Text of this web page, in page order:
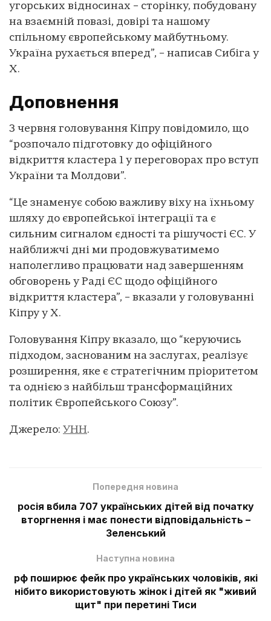
угорських відносинах – сторінку, побудовану
на взаємній повазі, довірі та нашому
спільному європейському майбутньому.
Україна рухається вперед”, – написав Сибіга у
X.
Доповнення
3 червня головування Кіпру повідомило, що
“розпочало підготовку до офіційного
відкриття кластера 1 у переговорах про вступ
України та Молдови”.
“Це знаменує собою важливу віху на їхньому
шляху до європейської інтеграції та є
сильним сигналом єдності та рішучості ЄС. У
найближчі дні ми продовжуватимемо
наполегливо працювати над завершенням
обговорень у Раді ЄС щодо офіційного
відкриття кластера”, – вказали у головуванні
Кіпру у X.
Головування Кіпру вказало, що “керуючись
підходом, заснованим на заслугах, реалізує
розширення, яке є стратегічним пріоритетом
та однією з найбільш трансформаційних
політик Європейського Союзу”.
Джерело: УНН.
Попередня новина
росія вбила 707 українських дітей від початку
вторгнення і має понести відповідальність –
Зеленський
Наступна новина
рф поширює фейк про українських чоловіків, які
нібито використовують жінок і дітей як "живий
щит" при перетині Тиси